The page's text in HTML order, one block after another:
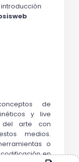
de
y live
del arte con
medios.
o
en